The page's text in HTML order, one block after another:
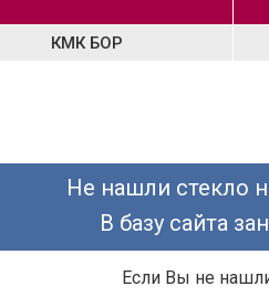
КМК БОР
Не нашли стекло
В базу сайта
Если Вы не